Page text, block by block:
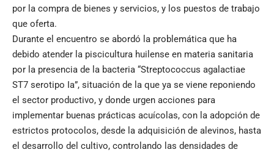
por la compra de bienes y servicios, y los puestos de trabajo
que oferta.
Durante el encuentro se abordó la problemática que ha
debido atender la piscicultura huilense en materia sanitaria
por la presencia de la bacteria “Streptococcus agalactiae
ST7 serotipo Ia”, situación de la que ya se viene reponiendo
el sector productivo, y donde urgen acciones para
implementar buenas prácticas acuícolas, con la adopción de
estrictos protocolos, desde la adquisición de alevinos, hasta
el desarrollo del cultivo, controlando las densidades de